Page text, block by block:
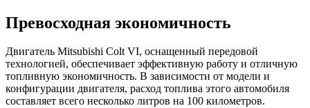
Превосходная экономичность
Двигатель Mitsubishi Colt VI, оснащенный передовой
технологией, обеспечивает эффективную работу и отличную
топливную экономичность. В зависимости от модели и
конфигурации двигателя, расход топлива этого автомобиля
составляет всего несколько литров на 100 километров.